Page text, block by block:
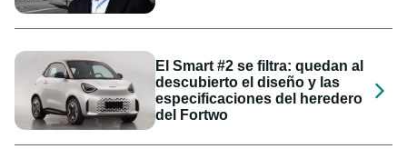
El Smart #2 se filtra: quedan al
descubierto el diseño y las
especificaciones del heredero
del Fortwo